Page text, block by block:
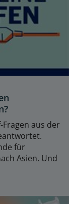
aus der
für
Asien. Und